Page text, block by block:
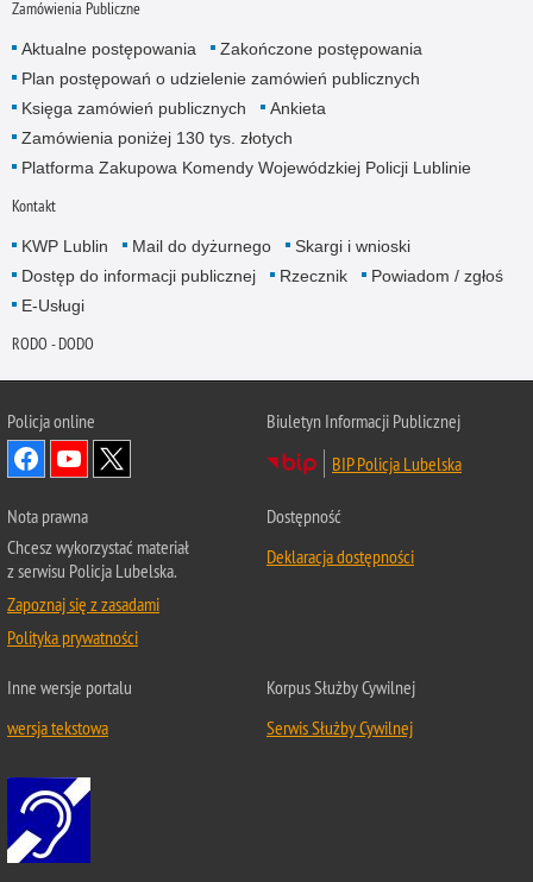
Zamówienia Publiczne
Aktualne postępowania
Zakończone postępowania
Plan postępowań o udzielenie zamówień publicznych
Księga zamówień publicznych
Ankieta
Zamówienia poniżej 130 tys. złotych
Platforma Zakupowa Komendy Wojewódzkiej Policji Lublinie
Kontakt
KWP Lublin Mail do dyżurnego
Skargi i wnioski
Dostęp do informacji publicznej
Rzecznik
Powiadom / zgłoś
E-Usługi
RODO - DODO
Policja online
Biuletyn Informacji Publicznej
BIP Policja Lubelska
Nota prawna
Chcesz wykorzystać materiał
z serwisu Policja Lubelska.
Zapoznaj się z zasadami
Polityka prywatności
Dostępność
Deklaracja dostępności
Inne wersje portalu
wersja tekstowa
Korpus Służby Cywilnej
Serwis Służby Cywilnej